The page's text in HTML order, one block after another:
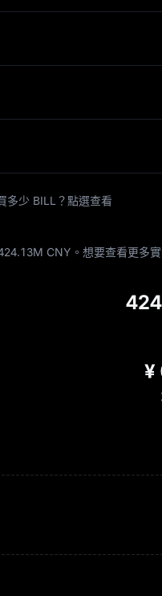
多少 BILL？點選查看
CNY。想要查看更多
¥